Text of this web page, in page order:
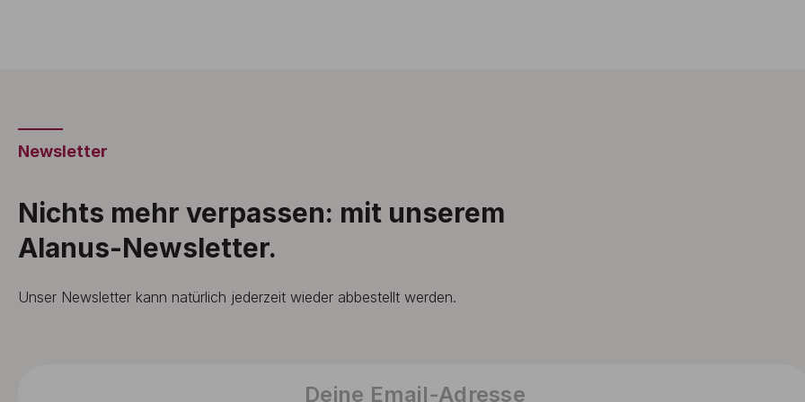
Newsletter
Nichts mehr verpassen: mit unserem
Alanus-Newsletter.
Unser Newsletter kann natürlich jederzeit wieder abbestellt werden.